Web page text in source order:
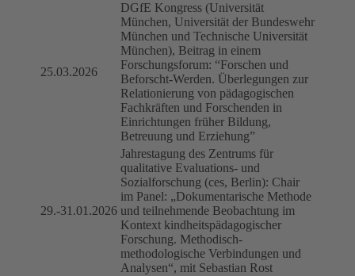
25.03.2026
DGfE Kongress (Universität
München, Universität der Bundeswehr
München und Technische Universität
München), Beitrag in einem
Forschungsforum: “Forschen und
Beforscht-Werden. Überlegungen zur
Relationierung von pädagogischen
Fachkräften und Forschenden in
Einrichtungen früher Bildung,
Betreuung und Erziehung”
29.-31.01.2026
Jahrestagung des Zentrums für
qualitative Evaluations- und
Sozialforschung (ces, Berlin): Chair
im Panel: „Dokumentarische Methode
und teilnehmende Beobachtung im
Kontext kindheitspädagogischer
Forschung. Methodisch-
methodologische Verbindungen und
Analysen“, mit Sebastian Rost